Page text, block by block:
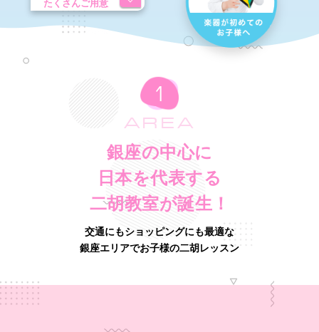
たくさんご用意
AREA
銀座の中心に
日本を代表する
二胡教室が誕生！
交通にもショッピングにも最適な
銀座エリアでお子様の二胡レッスン